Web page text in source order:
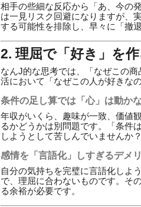
相手の些細な反応から「あ、今の
は一見リスク回避になりますが、
する可能性を排除し、早々に「撤
2. 理屈で「好き」を
なんJ的な思考では、「なぜこの
活において「なぜこの人が好きな
条件の足し算では「心」は動か
年収がいくら、趣味が一致、価値
るかどうかは別問題です。「条件
しようとして苦しんでいませんか？
感情を「言語化」しすぎるデメ
自分の気持ちを完璧に言語化しよ
で、理屈に合わないものです。そ
る余裕が必要です。